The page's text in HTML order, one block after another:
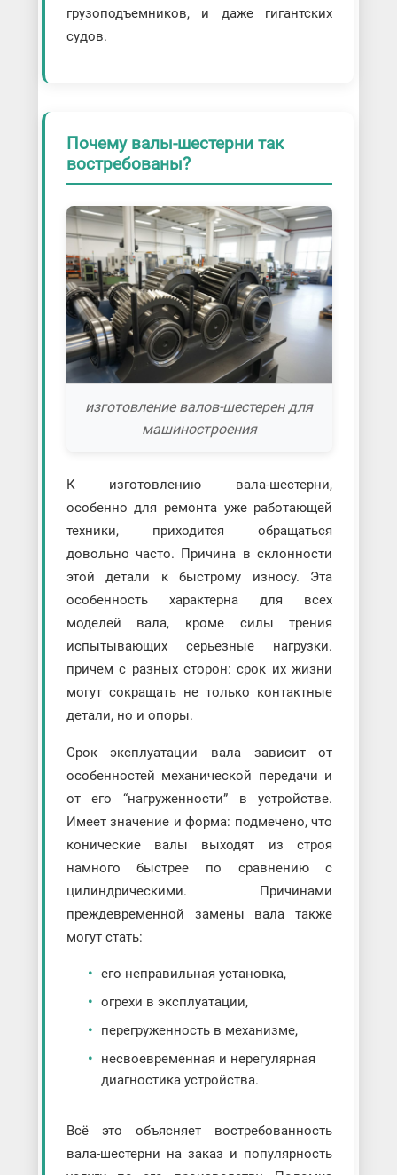
грузоподъемников, и даже гигантских
судов.
Почему валы-шестерни так
востребованы?
изготовление валов-шестерен для
машиностроения
К изготовлению вала-шестерни,
особенно для ремонта уже работающей
техники, приходится обращаться
довольно часто. Причина в склонности
этой детали к быстрому износу. Эта
особенность характерна для всех
моделей вала, кроме силы трения
испытывающих серьезные нагрузки.
причем с разных сторон: срок их жизни
могут сокращать не только контактные
детали, но и опоры.
Срок эксплуатации вала зависит от
особенностей механической передачи и
от его “нагруженности” в устройстве.
Имеет значение и форма: подмечено, что
конические валы выходят из строя
намного быстрее по сравнению с
цилиндрическими. Причинами
преждевременной замены вала также
могут стать:
его неправильная установка,
огрехи в эксплуатации,
перегруженность в механизме,
несвоевременная и нерегулярная
диагностика устройства.
Всё это объясняет востребованность
вала-шестерни на заказ и популярность